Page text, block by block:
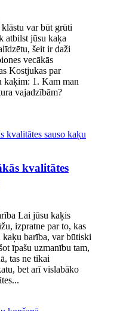
var būt grūti
atbilst jūsu kaķa
šeit ir daži
vecākās
Kostjukas par
kaķim: 1. Kam man
vajadzībām?
kvalitātes
Lai jūsu kaķis
izpratne par to, kas
kaķu barība, var būtiski
īpašu uzmanību tam,
tas ne tikai
bet arī vislabāko